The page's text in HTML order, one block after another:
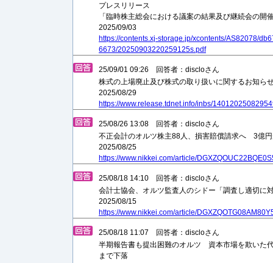
プレスリリース
「臨時株主総会における議案の結果及び継続会の開
2025/09/03
https://contents.xj-storage.jp/xcontents/AS82078/
6673/20250903220259125s.pdf
25/09/01 09:26 回答者：discloさん
株式の上場廃止及び株式の取り扱いに関するお知ら
2025/08/29
https://www.release.tdnet.info/inbs/
25/08/26 13:08 回答者：discloさん
不正会計のオルツ株主88人、損害賠償請求へ 3億
2025/08/25
https://www.nikkei.com/article/
25/08/18 14:10 回答者：discloさん
会計士協会、オルツ監査人のシドー「調査し適切に
2025/08/15
https://www.nikkei.com/article/
25/08/18 11:07 回答者：discloさん
半期報告書も提出困難のオルツ 資本市場を欺いた
まで下落